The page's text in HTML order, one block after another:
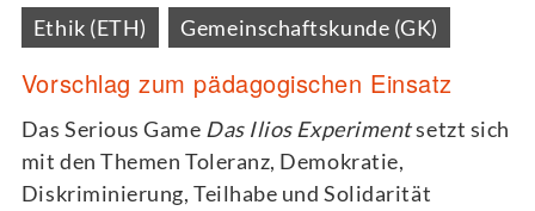
Ethik (ETH) Gemeinschaftskunde (GK)
Vorschlag zum pädagogischen Einsatz
Das Serious Game Das Ilios Experimentsetzt sich
mit den Themen Toleranz, Demokratie,
Diskriminierung, Teilhabe und Solidarität